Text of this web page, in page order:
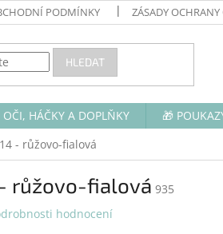
PODMÍNKY ZÁSADY OCHRANY
HLEDAT
OČI, HÁČKY A DOPLŇKY 🎁
- růžovo-fialová
- růžovo-fialová 935
hodnocení